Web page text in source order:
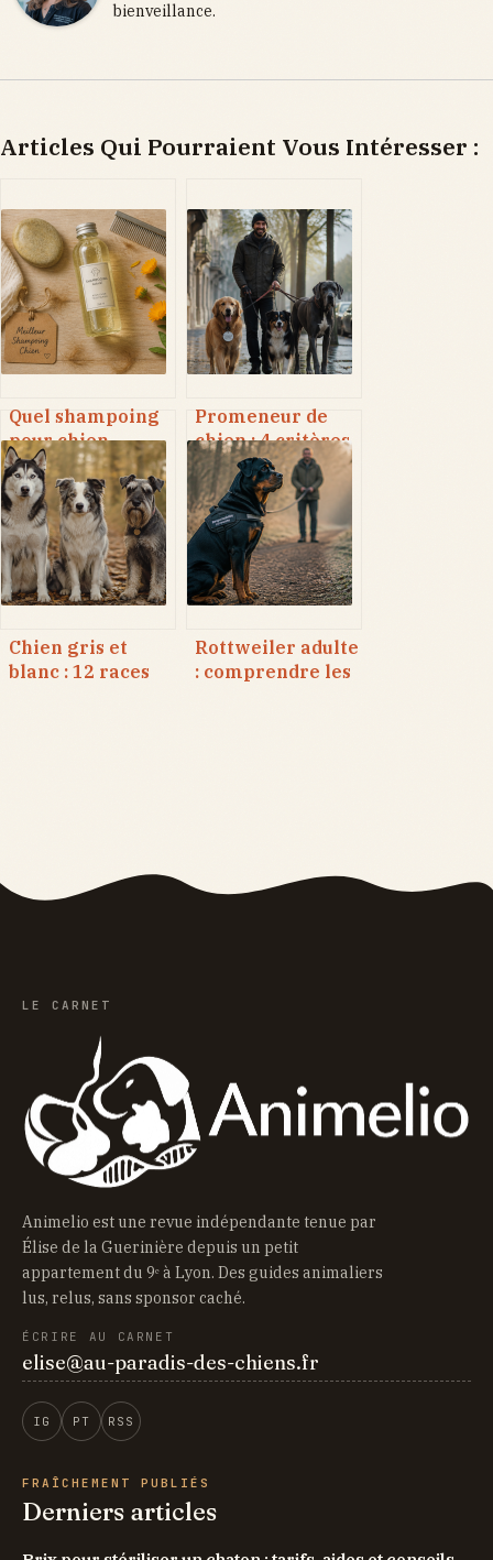
bienveillance.
Articles Qui Pourraient Vous Intéresser :
Quel shampoing
pour chien
choisir ? Santé
cutanée, type de
poil et fréquence
de lavage
Promeneur de
chien : 4 critères
pour une balade
sécurisée et
épanouissante
Chien gris et
blanc : 12 races
Rottweiler adulte
: comprendre les
LE CARNET
Animelio est une revue indépendante tenue par
Élise de la Guerinière depuis un petit
appartement du 9ᵉ à Lyon. Des guides animaliers
lus, relus, sans sponsor caché.
ÉCRIRE AU CARNET
elise@au-paradis-des-chiens.fr
IG PT RSS
FRAÎCHEMENT PUBLIÉS
Derniers articles